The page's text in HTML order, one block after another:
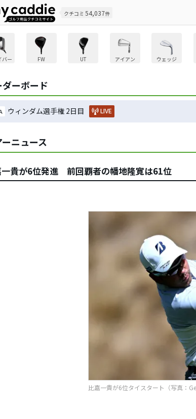
クチコミ 54,037件
バー FW UT アイアン ウェッジ
ダーボード
ウィンダム選手権 2日目 LIVE
ニュース
一貴が6位発進 前回覇者の幡地隆寛は61位
比嘉一貴が6位タイスタート（写真：